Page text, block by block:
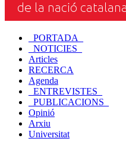
_PORTADA_
_NOTICIES_
Articles
RECERCA
Agenda
_ENTREVISTES_
_PUBLICACIONS_
Opinió
Arxiu
Universitat